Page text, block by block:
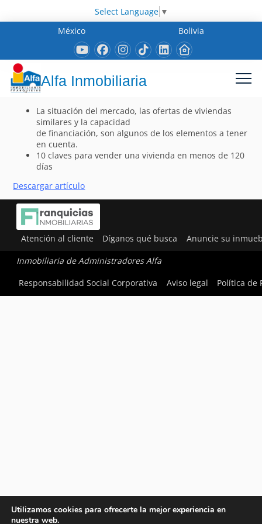
Select Language ▼
México
Bolivia
Alfa Inmobiliaria
La situación del mercado, las ofertas de viviendas
similares y la capacidad
de financiación, son algunos de los elementos a tener
en cuenta.
10 claves para vender una vivienda en menos de 120
días
Descargar artículo
Atención al cliente Díganos qué busca Anuncie su
Inmobiliaria de Administradores Alfa
Responsabilidad Social Corporativa
Aviso legal Política de
Utilizamos cookies para ofrecerte la mejor experiencia en
nuestra web.